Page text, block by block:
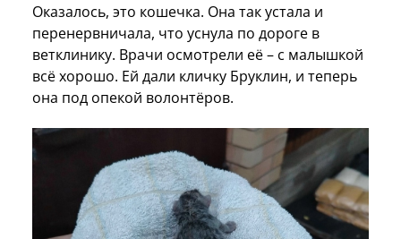
Оказалось, это кошечка. Она так устала и
перенервничала, что уснула по дороге в
ветклинику. Врачи осмотрели её – с малышкой
всё хорошо. Ей дали кличку Бруклин, и теперь
она под опекой волонтёров.